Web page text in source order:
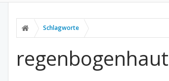
Schlagworte